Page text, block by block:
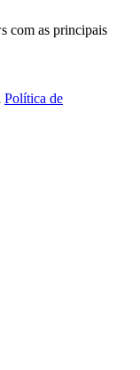
com as principais
Política de